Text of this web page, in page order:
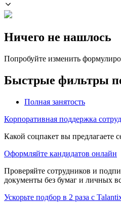
Ничего не нашлось
Попробуйте изменить
Быстрые фильтры
Полная занятость
Корпоративная поддержка
Какой соцпакет вы предлагаете
Оформляйте кандидатов онлайн
Проверяйте сотрудников и
документы без бумаг и личных
Ускорьте подбор в 2 раза с